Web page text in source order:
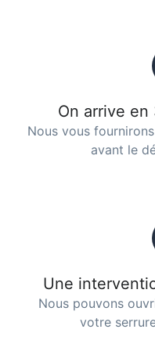
On arrive
Nous vous
avant le
Une
Nous pouvons
votre